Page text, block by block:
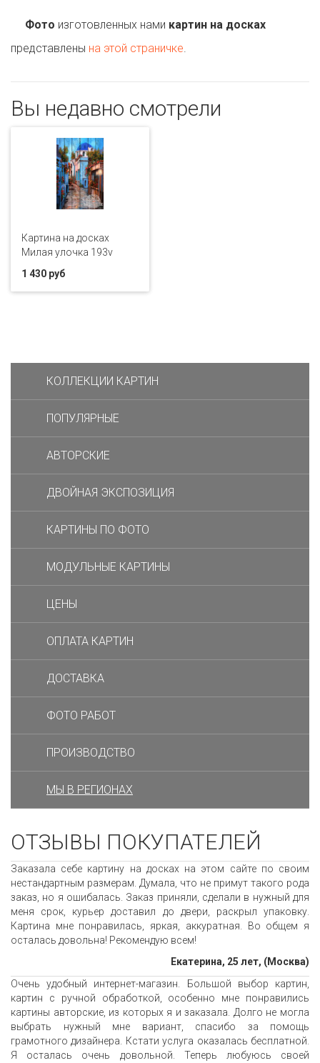
Фото изготовленных нами картин на досках
представлены на этой страничке.
Вы недавно смотрели
Картина на досках
Милая улочка 193v
1 430 руб
КОЛЛЕКЦИИ КАРТИН
ПОПУЛЯРНЫЕ
АВТОРСКИЕ
ДВОЙНАЯ ЭКСПОЗИЦИЯ
КАРТИНЫ ПО ФОТО
МОДУЛЬНЫЕ КАРТИНЫ
ЦЕНЫ
ОПЛАТА КАРТИН
ДОСТАВКА
ФОТО РАБОТ
ПРОИЗВОДСТВО
МЫ В РЕГИОНАХ
ОТЗЫВЫ ПОКУПАТЕЛЕЙ
Заказала себе картину на досках на этом сайте по своим
нестандартным размерам. Думала, что не примут такого рода
заказ, но я ошибалась. Заказ приняли, сделали в нужный для
меня срок, курьер доставил до двери, раскрыл упаковку.
Картина мне понравилась, яркая, аккуратная. Во общем я
осталась довольна! Рекомендую всем!
Екатерина, 25 лет, (Москва)
Очень удобный интернет-магазин. Большой выбор картин,
картин с ручной обработкой, особенно мне понравились
картины авторские, из которых я и заказала. Долго не могла
выбрать нужный мне вариант, спасибо за помощь
грамотного дизайнера. Кстати услуга оказалась бесплатной.
Я осталась очень довольной. Теперь любуюсь своей